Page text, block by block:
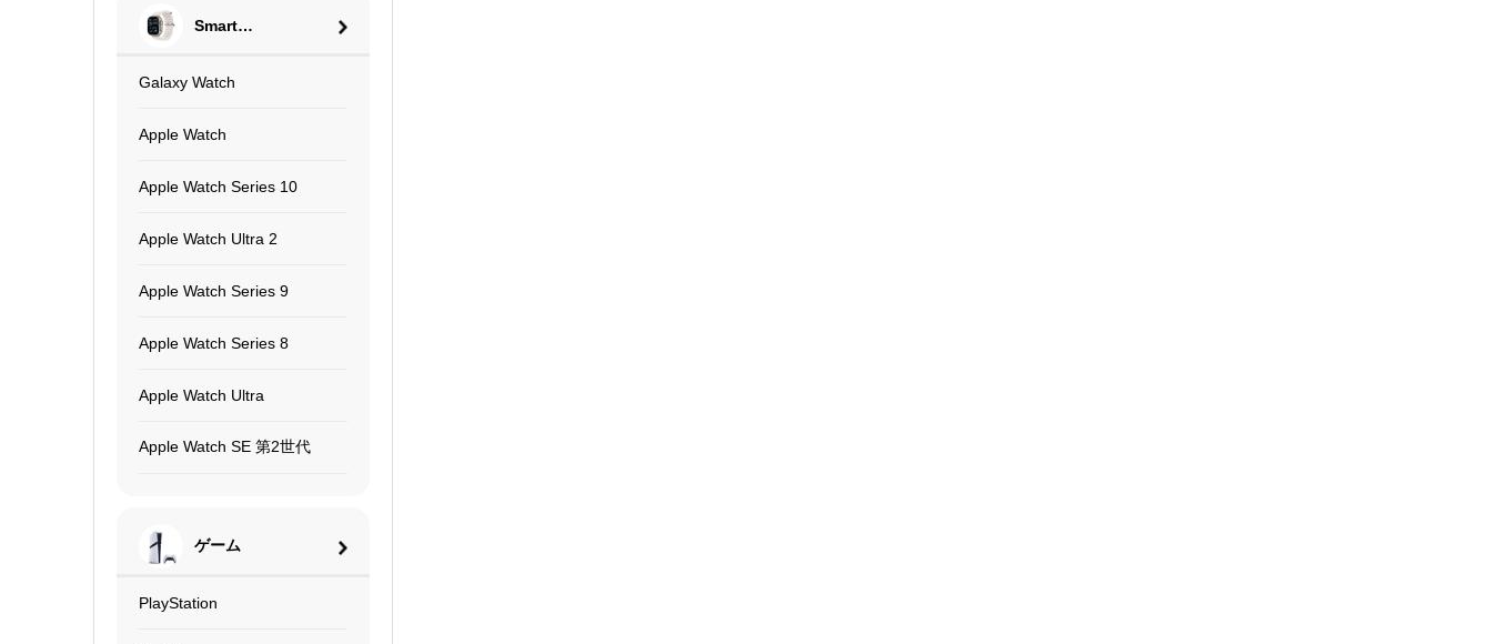
Smart
Galaxy Watch
Apple Watch
Apple Watch Series 10
Apple Watch Ultra 2
Apple Watch Series 9
Apple Watch Series 8
Apple Watch Ultra
Apple Watch SE 第2世代
ゲーム
PlayStation